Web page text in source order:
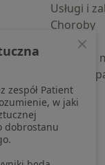
Usługi i
Choroby
Pomoc
Aplikacje
Blog dla
zespół Patient
w jaki
dobrostanu